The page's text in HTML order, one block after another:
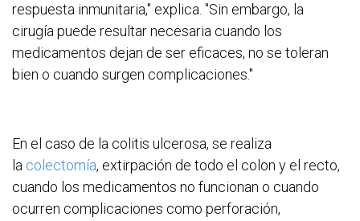
respuesta inmunitaria," explica. "Sin embargo, la
cirugía puede resultar necesaria cuando los
medicamentos dejan de ser eficaces, no se toleran
bien o cuando surgen complicaciones."
En el caso de la colitis ulcerosa, se realiza
la colectomía, extirpación de todo el colon y el recto,
cuando los medicamentos no funcionan o cuando
ocurren complicaciones como perforación,